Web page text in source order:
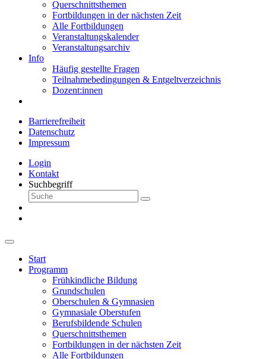
Querschnittsthemen
Fortbildungen in der nächsten Zeit
Alle Fortbildungen
Veranstaltungskalender
Veranstaltungsarchiv
Info
Häufig gestellte Fragen
Teilnahmebedingungen & Entgeltverzeichnis
Dozent:innen
Barrierefreiheit
Datenschutz
Impressum
Login
Kontakt
Suchbegriff
Start
Programm
Frühkindliche Bildung
Grundschulen
Oberschulen & Gymnasien
Gymnasiale Oberstufen
Berufsbildende Schulen
Querschnittsthemen
Fortbildungen in der nächsten Zeit
Alle Fortbildungen